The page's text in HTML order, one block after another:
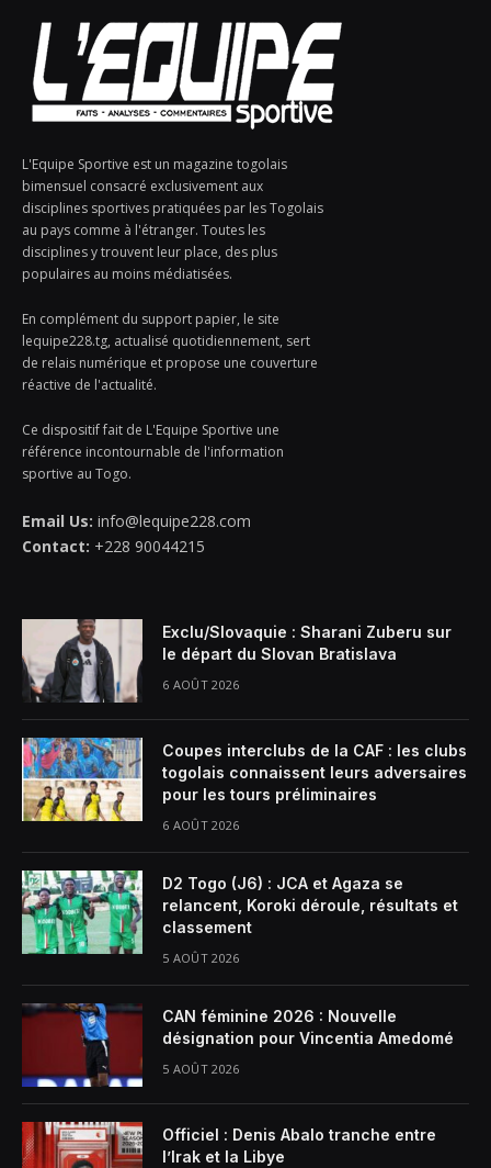
L'Equipe Sportive est un magazine togolais
bimensuel consacré exclusivement aux
disciplines sportives pratiquées par les Togolais
au pays comme à l'étranger. Toutes les
disciplines y trouvent leur place, des plus
populaires au moins médiatisées.
En complément du support papier, le site
lequipe228.tg, actualisé quotidiennement, sert
de relais numérique et propose une couverture
réactive de l'actualité.
Ce dispositif fait de L'Equipe Sportive une
référence incontournable de l'information
sportive au Togo.
Email Us: info@lequipe228.com
Contact: +228 90044215
Exclu/Slovaquie : Sharani Zuberu sur
le départ du Slovan Bratislava
6 AOÛT 2026
Coupes interclubs de la CAF : les clubs
togolais connaissent leurs adversaires
pour les tours préliminaires
6 AOÛT 2026
D2 Togo (J6) : JCA et Agaza se
relancent, Koroki déroule, résultats et
classement
5 AOÛT 2026
CAN féminine 2026 : Nouvelle
désignation pour Vincentia Amedomé
5 AOÛT 2026
Officiel : Denis Abalo tranche entre
l’Irak et la Libye